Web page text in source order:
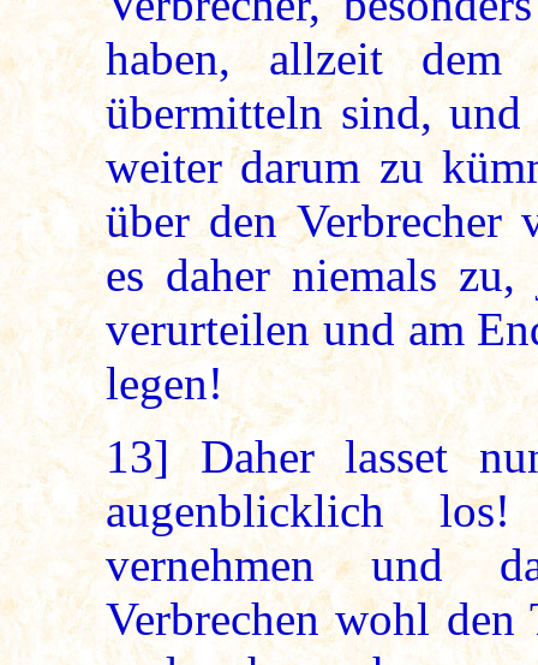
haben, allzeit dem
übermitteln sind,
weiter darum zu
über den Verbrecher
es daher niemals
verurteilen und am
legen!
13] Daher lasset
augenblicklich
vernehmen und
Verbrechen wohl